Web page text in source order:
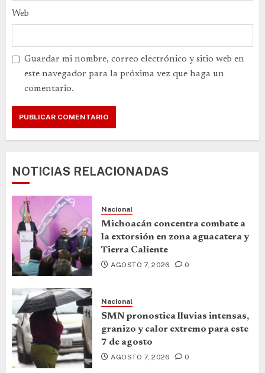
Web
Guardar mi nombre, correo electrónico y sitio web en
este navegador para la próxima vez que haga un
comentario.
NOTICIAS RELACIONADAS
Nacional
Michoacán concentra combate a
la extorsión en zona aguacatera y
Tierra Caliente
AGOSTO 7, 2026 0
Nacional
SMN pronostica lluvias intensas,
granizo y calor extremo para este
7 de agosto
AGOSTO 7, 2026 0